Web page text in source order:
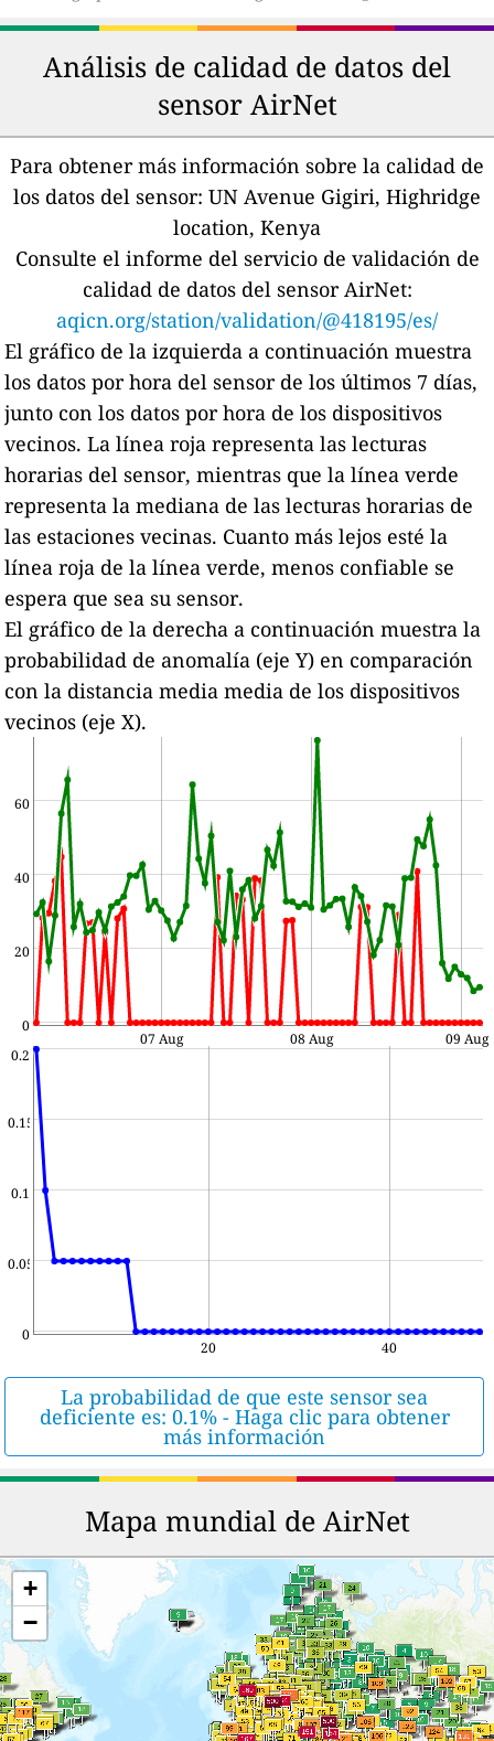
Análisis de calidad de datos del
sensor AirNet
Para obtener más información sobre la calidad de
los datos del sensor: UN Avenue Gigiri, Highridge
location, Kenya
Consulte el informe del servicio de validación de
calidad de datos del sensor AirNet:
aqicn.org/station/validation/@418195/es/
El gráfico de la izquierda a continuación muestra
los datos por hora del sensor de los últimos 7 días,
junto con los datos por hora de los dispositivos
vecinos. La línea roja representa las lecturas
horarias del sensor, mientras que la línea verde
representa la mediana de las lecturas horarias de
las estaciones vecinas. Cuanto más lejos esté la
línea roja de la línea verde, menos confiable se
espera que sea su sensor.
El gráfico de la derecha a continuación muestra la
probabilidad de anomalía (eje Y) en comparación
con la distancia media media de los dispositivos
vecinos (eje X).
0
20
40
60
07 Aug 08 Aug 09 Aug
0
0.05
0.1
0.15
0.2
20 40
La probabilidad de que este sensor sea
deficiente es: 0.1% - Haga clic para obtener
más información
Mapa mundial de AirNet
+
−